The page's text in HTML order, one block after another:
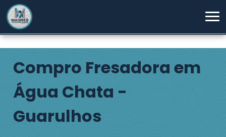
Compro Fresadora em
Água Chata -
Guarulhos